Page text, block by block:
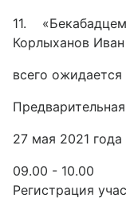
11.
Корлыханов
всего
27 мая 2021 года
09.00 - 10.00
Регистрация